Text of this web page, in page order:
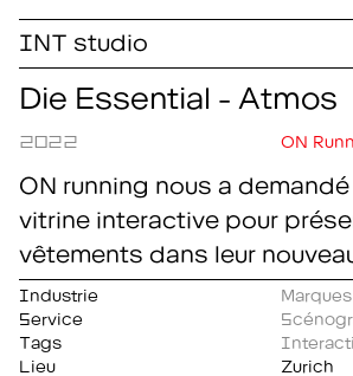
INT studio
Die Essential - Atmos
2022 ON
ON running nous a
vitrine interactive pour
vêtements dans leur
Industrie
Service
Tags
Lieu
Zurich